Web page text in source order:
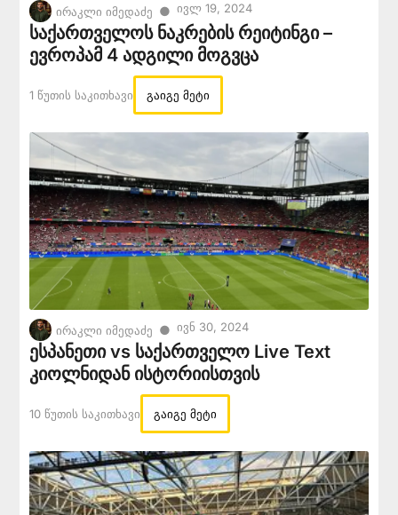
ირაკლი იმედაძე ● Ივლ 19, 2024
საქართველოს ნაკრების რეიტინგი –
ევროპამ 4 ადგილი მოგვცა
1 Წუთის Საკითხავი გაიგე მეტი
ირაკლი იმედაძე ● Ივნ 30, 2024
ესპანეთი vs საქართველო Live Text
კიოლნიდან ისტორიისთვის
10 Წუთის Საკითხავი გაიგე მეტი